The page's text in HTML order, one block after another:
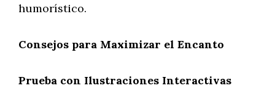
humorístico.
Consejos para Maximizar el Encanto
Prueba con Ilustraciones Interactivas